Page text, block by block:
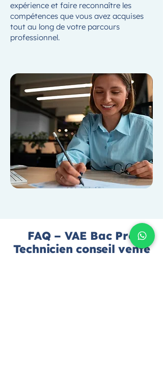
expérience et faire reconnaître les
compétences que vous avez acquises
tout au long de votre parcours
professionnel.
FAQ – VAE Bac Pro
Technicien conseil vente